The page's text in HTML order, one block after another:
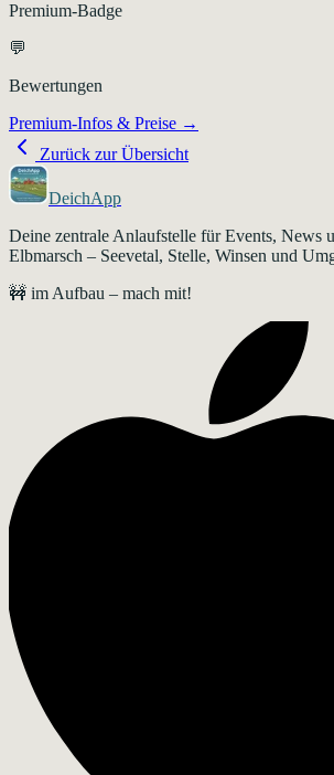
Premium-Badge
💬
Bewertungen
Premium-Infos & Preise →
Zurück zur Übersicht
DeichApp
Deine zentrale Anlaufstelle für Events, News
Elbmarsch – Seevetal, Stelle, Winsen und
🚧 im Aufbau – mach mit!